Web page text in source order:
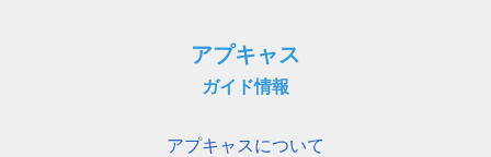
アプキャス
ガイド情報
アプキャスについて